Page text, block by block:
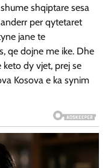
shqiptare sesa
per qytetaret
jane te
qe dojne me ike. Dhe
dy vjet, prej se
Kosova e ka synim